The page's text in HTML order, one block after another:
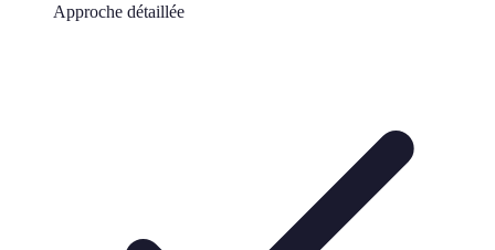
Approche détaillée